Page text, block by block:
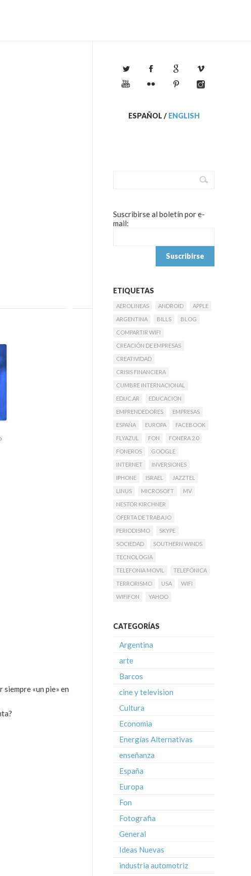
«un pie» en
ESPAÑOL / ENGLISH
Suscribirse al boletín por e-
mail:
ETIQUETAS
AEROLINEAS ANDROID
APPLE
ARGENTINA
BILLS
BLOG
COMPARTIR WIFI
CREACIÓN DE EMPRESAS
CREATIVIDAD
CRISIS FINANCIERA
CUMBRE INTERNACIONAL
EDUC.AR
EDUCACION
EMPRENDEDORES
EMPRESAS
ESPAÑA
EUROPA
FACEBOOK
FLYAZUL
FON
FONERA 2.0
FONEROS
GOOGLE
INTERNET
INVERSIONES
IPHONE
ISRAEL
JAZZTEL
LINUS
MICROSOFT
MV
NESTOR KIRCHNER
OFERTA DE TRABAJO
PERIODISMO
SKYPE
SOCIEDAD
SOUTHERN WINDS
TECNOLOGIA
TELEFONIA MOVIL
TELEFÓNICA
TERRORISMO
USA
WIFI
WIFIFON
YAHOO
CATEGORÍAS
Argentina
arte
Barcos
cine y television
Cultura
Economia
Energías Alternativas
enseñanza
España
Europa
Fon
Fotografia
General
Ideas Nuevas
industria automotriz